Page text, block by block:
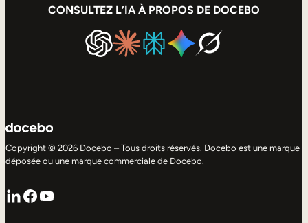
CONSULTEZ L’IA À PROPOS DE DOCEBO
Copyright © 2026 Docebo – Tous droits réservés. Docebo est une marque
déposée ou une marque commerciale de Docebo.
LinkedIn
Facebook
YouTube